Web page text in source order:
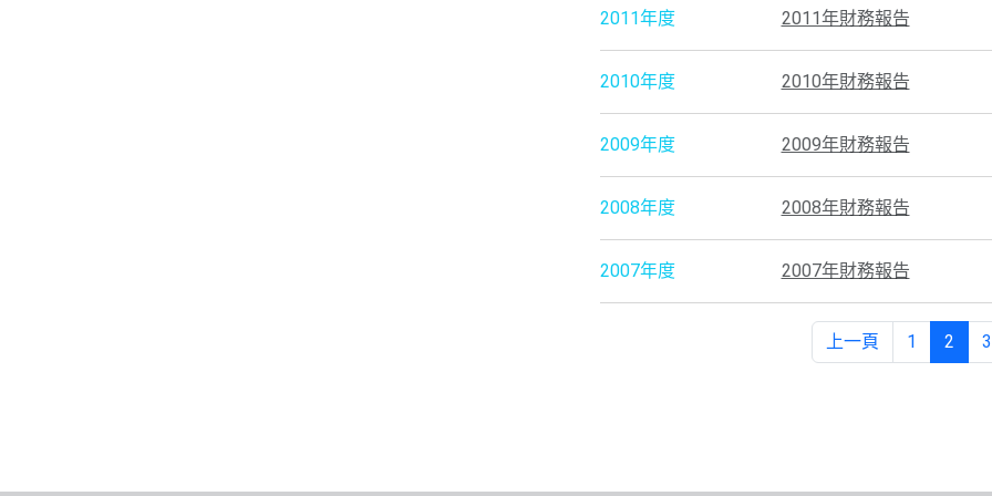
2011年度 2011年財務報告
2010年度 2010年財務報告
2009年度 2009年財務報告
2008年度 2008年財務報告
2007年度 2007年財務報告
上一頁 1 2 3